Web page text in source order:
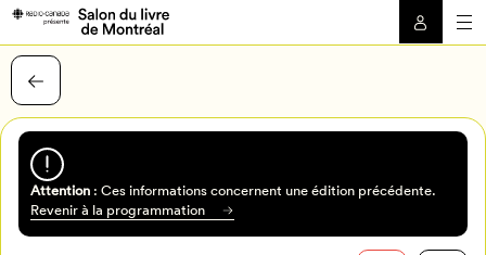
Attention: Ces informations concernent une édition précédente.
Revenir à la programmation